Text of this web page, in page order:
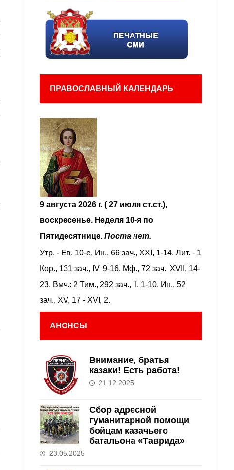
ПРАВОСЛАВНЫЙ КАЛЕНДАРЬ
9 августа 2026 г. ( 27 июля ст.ст.),
воскресенье. Неделя 10-я по
Пятидесятнице. Поста нет.
Утр. - Ев. 10-е, Ин., 66 зач., XXI, 1-14. Лит. - 1
Кор., 131 зач., IV, 9-16. Мф., 72 зач., XVII, 14-
23. Вмч.: 2 Тим., 292 зач., II, 1-10. Ин., 52
зач., XV, 17 - XVI, 2.
АНОНСЫ
Внимание, братья
казаки! Есть работа!
21.12.2025
Сбор адресной
гуманитарной помощи
бойцам казачьего
батальона «Таврида»
23.05.2025